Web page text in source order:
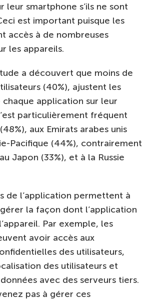
leur smartphone s’ils ne sont
est important puisque les
accès à de nombreuses
les appareils.
a découvert que moins de
(40%), ajustent les
application sur leur
particulièrement fréquent
aux Emirats arabes unis
Pacifique (44%), contrairement
Japon (33%), et à la Russie
de l’application permettent à
la façon dont l’application
Par exemple, les
avoir accès aux
des utilisateurs,
des utilisateurs et
avec des serveurs tiers.
pas à gérer ces